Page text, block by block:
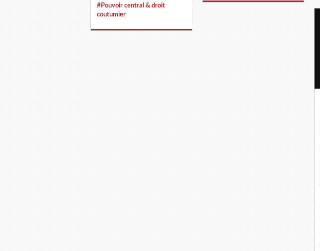
#Pouvoir central & droit
coutumier